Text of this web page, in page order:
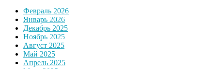
Февраль 2026
Январь 2026
Декабрь 2025
Ноябрь 2025
Август 2025
Май 2025
Апрель 2025